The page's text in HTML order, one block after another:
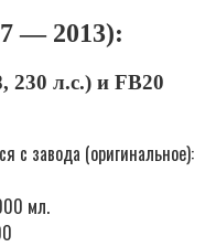
— 2013):
230 л.с.) и FB20
с завода (оригинальное):
мл.